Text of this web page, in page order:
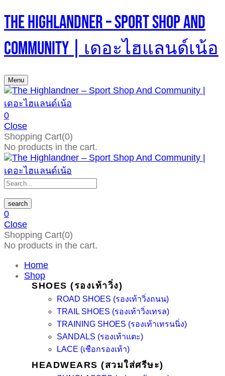
The Highlandner – Sport Shop And
Community | เดอะไฮแลนด์เน้อ
Menu
0
Close
Shopping Cart(0)
No products in the cart.
search
0
Close
Shopping Cart(0)
No products in the cart.
Home
Shop
SHOES (รองเท้าวิ่ง)
ROAD SHOES (รองเท้าวิ่งถนน)
TRAIL SHOES (รองเท้าวิ่งเทรล)
TRAINING SHOES (รองเท้าเทรนนิ่ง)
SANDALS (รองเท้าแตะ)
LACE (เชือกรองเท้า)
HEADWEARS (สวมใส่ศรีษะ)